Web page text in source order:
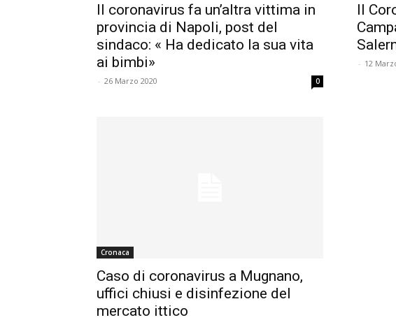
Il coronavirus fa un’altra vittima in
provincia di Napoli, post del
sindaco: « Ha dedicato la sua vita
ai bimbi»
- 26 Marzo 2020 0
Il
- 12
Cronaca
Caso di coronavirus a Mugnano,
uffici chiusi e disinfezione del
mercato ittico